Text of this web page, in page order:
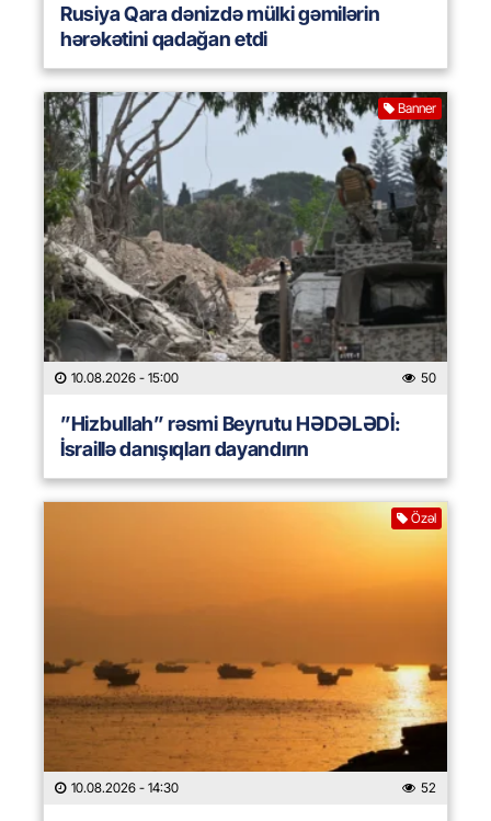
Rusiya Qara dənizdə mülki gəmilərin
hərəkətini qadağan etdi
Banner
10.08.2026 - 15:00 50
”Hizbullah” rəsmi Beyrutu HƏDƏLƏDİ:
İsraillə danışıqları dayandırın
Özəl
10.08.2026 - 14:30 52